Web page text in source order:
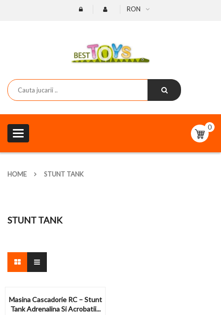
RON
Toggle
navigation
0
HOME STUNT TANK
STUNT TANK
Masina Cascadorie RC – Stunt
Tank Adrenalina Si Acrobatii...